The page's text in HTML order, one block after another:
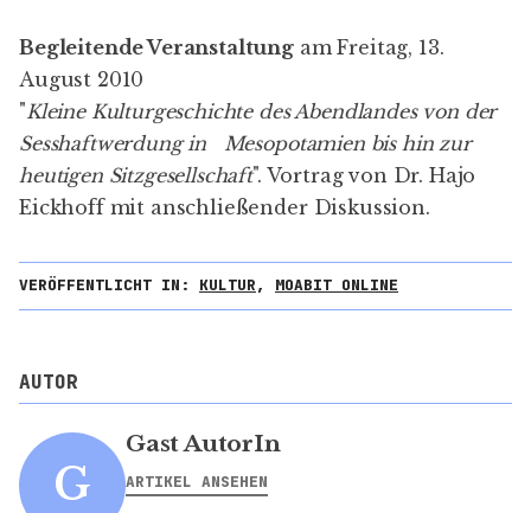
Begleitende Veranstaltung am Freitag, 13.
August 2010
"Kleine Kulturgeschichte des Abendlandes von der
Sesshaftwerdung in Mesopotamien bis hin zur
heutigen Sitzgesellschaft". Vortrag von Dr. Hajo
Eickhoff mit anschließender Diskussion.
VERÖFFENTLICHT IN: KULTUR, MOABIT ONLINE
AUTOR
G
Gast AutorIn
ARTIKEL ANSEHEN